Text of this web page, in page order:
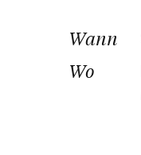
Wann
Wo